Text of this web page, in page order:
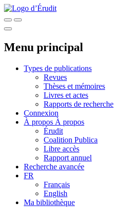
Menu principal
Types de publications
Revues
Thèses et mémoires
Livres et actes
Rapports de recherche
Connexion
À propos À propos
Érudit
Coalition Publica
Libre accès
Rapport annuel
Recherche avancée
FR
Français
English
Ma bibliothèque